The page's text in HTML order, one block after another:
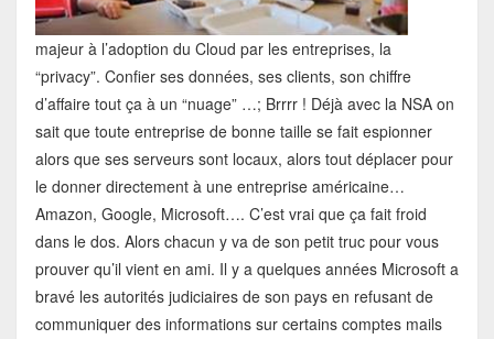
majeur à l’adoption du Cloud par les entreprises, la
“privacy”. Confier ses données, ses clients, son chiffre
d’affaire tout ça à un “nuage” …; Brrrr ! Déjà avec la NSA on
sait que toute entreprise de bonne taille se fait espionner
alors que ses serveurs sont locaux, alors tout déplacer pour
le donner directement à une entreprise américaine…
Amazon, Google, Microsoft…. C’est vrai que ça fait froid
dans le dos. Alors chacun y va de son petit truc pour vous
prouver qu’il vient en ami. Il y a quelques années Microsoft a
bravé les autorités judiciaires de son pays en refusant de
communiquer des informations sur certains comptes mails